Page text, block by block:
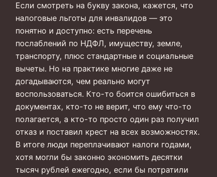
Если смотреть на букву закона, кажется, что
налоговые льготы для инвалидов — это
понятно и доступно: есть перечень
послаблений по НДФЛ, имуществу, земле,
транспорту, плюс стандартные и социальные
вычеты. Но на практике многие даже не
догадываются, чем реально могут
воспользоваться. Кто-то боится ошибиться в
документах, кто-то не верит, что ему что-то
полагается, а кто-то просто один раз получил
отказ и поставил крест на всех возможностях.
В итоге люди переплачивают налоги годами,
хотя могли бы законно экономить десятки
тысяч рублей ежегодно, если бы потратили